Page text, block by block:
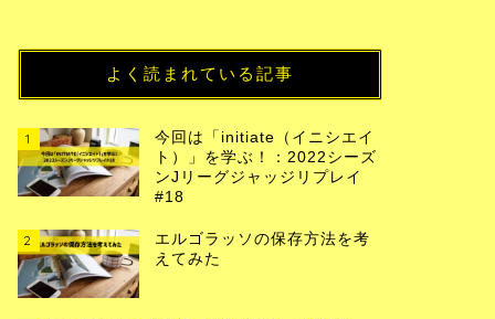
よく読まれている記事
1
今回は「initiate（イニシエイ
ト）」を学ぶ！：2022シーズ
ンJリーグジャッジリプレイ
#18
2
エルゴラッソの保存方法を考
えてみた